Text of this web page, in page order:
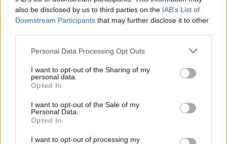
also be disclosed by us to third parties on the IAB’s List of
Downstream Participants that may further disclose it to other
Please note that this website/app uses one or more Google
not limited to your visit or usage behaviour. You may click to
grant or deny consent to Google and its third-party tags to
use your data for below specified purposes in below Google
consent section.
Personal Data Processing Opt Outs
I want to opt-out of the Sharing of my
personal data.
Opted In
I want to opt-out of the Sale of my
Personal Data.
Opted In
I want to opt-out of processing my
organikus növekedést generálva.
Technikai Kiválóság és Entitás Alapú SEO
A modern sikerhez többre van szükség a
tartalomnál – technikai kifinomultságot követel.
Ebbe beletartozik a séma (schema) jelölés, a
optimalizálás, amely segít a keresőmotoroknak
megérteni, hogy a márka a valós világban is
esetében végzett munka jól mutatja, hogy ez a
megközelítés hogyan emeli ki a kreatív
portfóliókat a vizuálisan versengő piacokon.
Konverziófókuszú E-kereskedelmi Stratégiák